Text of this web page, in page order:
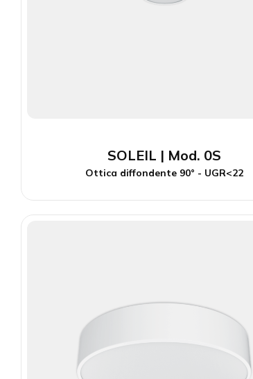
SOLEIL | Mod. 0S
Ottica diffondente 90° - UGR<22